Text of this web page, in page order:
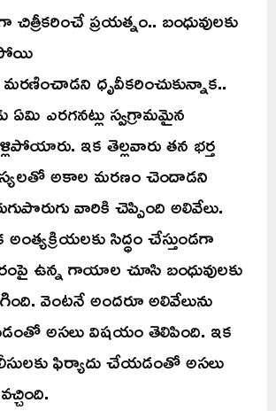
ప్రయత్నం.. బంధువులకు
ధృవీకరించుకున్నాక..
ఏమి ఎరగనట్లు స్వగ్రామమైన
ఇక తెల్లవారు తన భర్త
అకాల మరణం చెందాడని
వారికి చెప్పింది అలివేలు.
సిద్ధం చేస్తుండగా
ఉన్న గాయాల చూసి బంధువులకు
వెంటనే అందరూ అలివేలును
అసలు విషయం తెలిపింది. ఇక
ఫిర్యాదు చేయడంతో అసలు